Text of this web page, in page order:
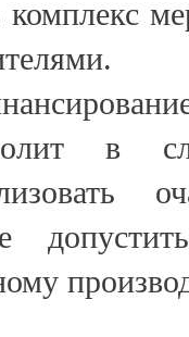
комплекс
в